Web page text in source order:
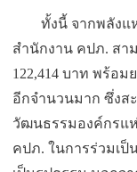
ทั้งนี้ จากพลังแห่
สำนักงาน คปภ. สา
122,414 บาท พร้อ
อีกจำนวนมาก ซึ่งส
วัฒนธรรมองค์กรแห่
คปภ. ในการร่วมเ